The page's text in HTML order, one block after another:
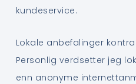
kundeservice.
Lokale anbefalinger
Personlig verdsetter jeg
enn anonyme